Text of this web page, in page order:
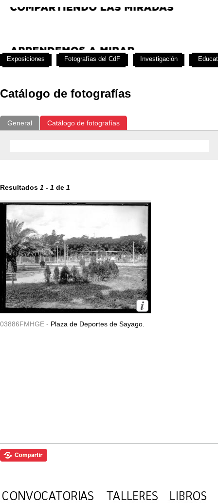
Catálogo de fotografías
General Catálogo de fotografías
Resultados 1 - 1 de 1
03886FMHGE - Plaza de Deportes de Sayago.
Exposiciones Fotografías del CdF Investigación